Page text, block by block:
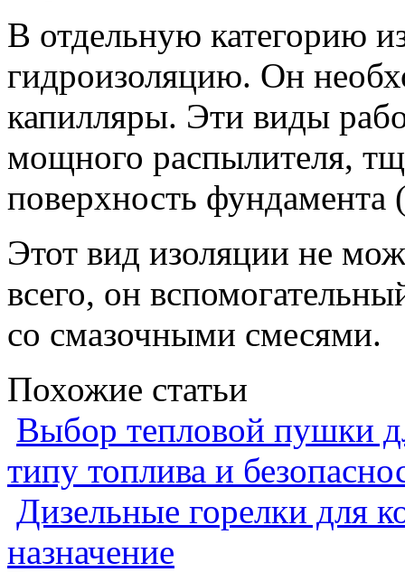
В отдельную категорию
гидроизоляцию. Он
капилляры. Эти виды
мощного распылителя,
поверхность фундамента
Этот вид изоляции не
всего, он
со смазочными смесями.
Похожие статьи
Выбор тепловой пушки
типу топлива и
Дизельные горелки для
назначение